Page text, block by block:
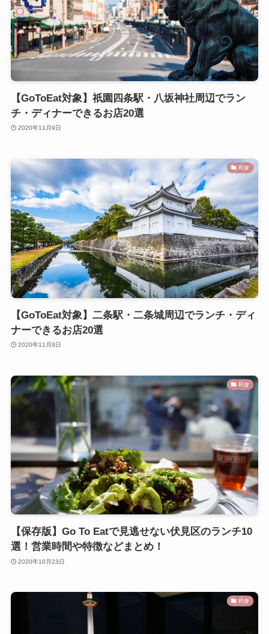
【GoToEat対象】祇園四条駅・八坂神社周辺でラン
チ・ディナーできるお店20選
2020年11月9日
和食
【GoToEat対象】二条駅・二条城周辺でランチ・ディ
ナーできるお店20選
2020年11月9日
和食
【保存版】Go To Eatで見逃せない伏見区のランチ10
選！営業時間や特徴などまとめ！
2020年10月23日
和食